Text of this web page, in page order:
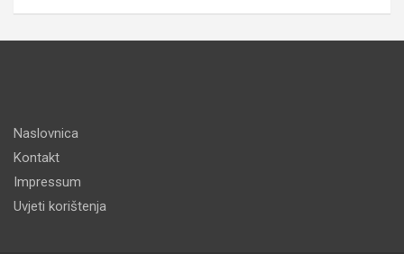
Naslovnica
Kontakt
Impressum
Uvjeti korištenja